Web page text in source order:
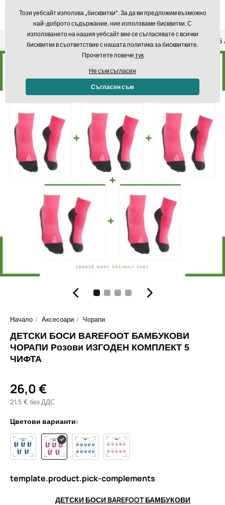
Връщане в рамките на 14 дни Бърза доставка над
Начало Аксесоари Чорапи
ДЕТСКИ БОСИ BAREFOOT БАМБУКОВИ
ЧОРАПИ Розови ИЗГОДЕН КОМПЛЕКТ 5
ЧИФТА
26,0 €
21,5 € без ДДС
Цветови варианти:
template.product.pick-complements
ДЕТСКИ БОСИ BAREFOOT БАМБУКОВИ
Този уебсайт използва „бисквитки“. За да ви предложим възможно
най-доброто съдържание, ние използваме бисквитки. С
използването на нашия уебсайт вие се съгласявате с всички
бисквитки в съответствие с нашата политика за бисквитките.
Прочетете повечетук
Не съм съгласен
Съгласен съм